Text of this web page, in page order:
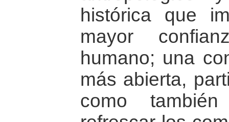
histórica que
mayor
humano; una
más abierta,
como